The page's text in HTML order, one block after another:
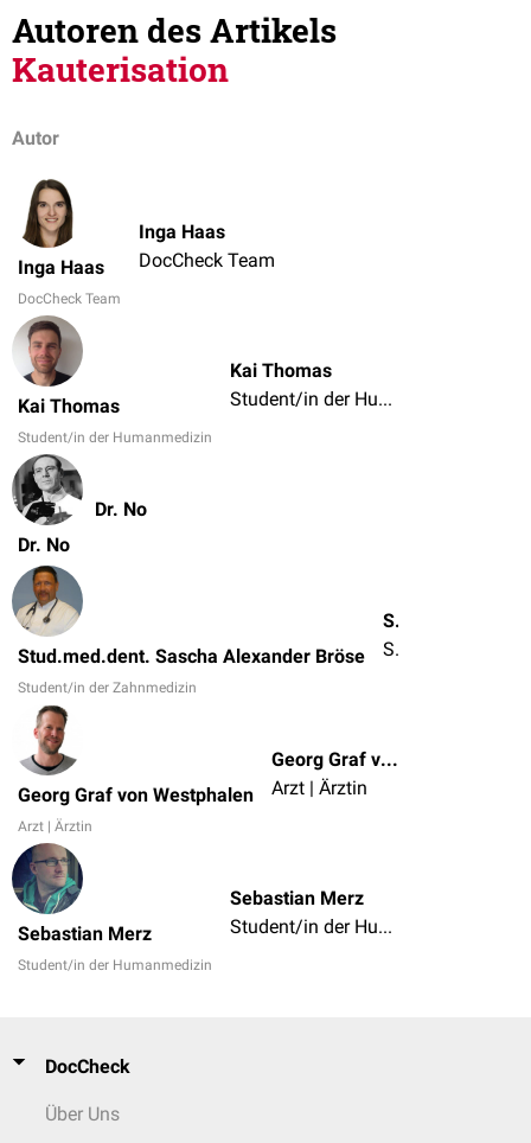
Autoren des Artikels
Kauterisation
Autor
Inga Haas
DocCheck Team
Inga Haas
DocCheck Team
Kai Thomas
Student/in der Humanmedizin
Kai Thomas
Student/in der Humanmedizin
Dr. No
Dr. No
Stud.med.dent. Sascha Alexander Bröse
Student/in der Zahnmedizin
Stud.med.dent. Sascha Alexander Bröse
Student/in der Zahnmedizin
Georg Graf von Westphalen
Arzt | Ärztin
Georg Graf von Westphalen
Arzt | Ärztin
Sebastian Merz
Student/in der Humanmedizin
Sebastian Merz
Student/in der Humanmedizin
DocCheck
Über Uns